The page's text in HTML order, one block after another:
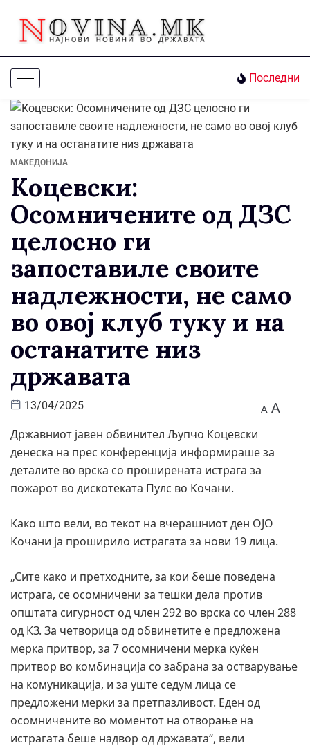
Последни
МАКЕДОНИЈА
Коцевски:
Осомничените од ДЗС
целосно ги
запоставиле своите
надлежности, не само
во овој клуб туку и на
останатите низ
државата
13/04/2025 A A
Државниот јавен обвинител Љупчо Коцевски
денеска на прес конференција информираше за
деталите во врска со проширената истрага за
пожарот во дискотеката Пулс во Кочани.
Како што вели, во текот на вчерашниот ден ОЈО
Кочани ја проширило истрагата за нови 19 лица.
„Сите како и претходните, за кои беше поведена
истрага, се осомничени за тешки дела против
општата сигурност од член 292 во врска со член 288
од КЗ. За четворица од обвинетите е предложена
мерка притвор, за 7 осомничени мерка куќен
притвор во комбинација со забрана за остварување
на комуникација, и за уште седум лица се
предложени мерки за претпазливост. Еден од
осомничените во моментот на отворање на
истрагата беше надвор од државата“, вели